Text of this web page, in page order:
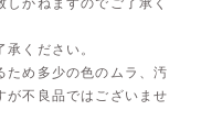
ください。
ため多少の色のムラ、汚
が不良品ではございませ